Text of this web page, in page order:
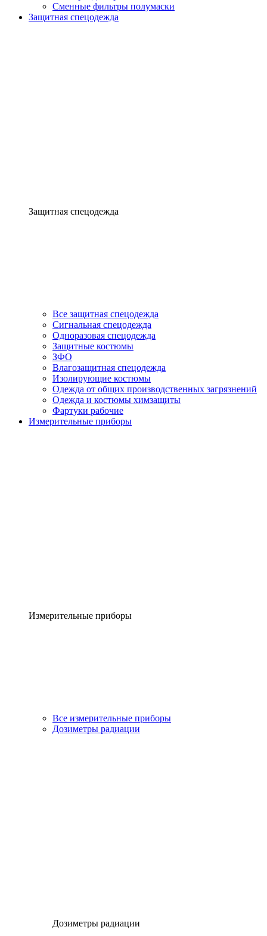
Сменные фильтры полумаски
Защитная спецодежда
Защитная спецодежда
Все защитная спецодежда
Сигнальная спецодежда
Одноразовая спецодежда
Защитные костюмы
ЗФО
Влагозащитная спецодежда
Изолирующие костюмы
Одежда от общих производственных загрязнений
Одежда и костюмы химзащиты
Фартуки рабочие
Измерительные приборы
Измерительные приборы
Все измерительные приборы
Дозиметры радиации
Дозиметры радиации